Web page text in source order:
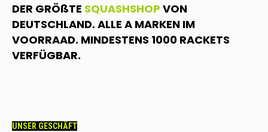
DER GRÖßTE SQUASHSHOP VON
DEUTSCHLAND. ALLE A MARKEN IM
VOORRAAD. MINDESTENS 1000 RACKETS
VERFÜGBAR.
UNSER GESCHÄFT